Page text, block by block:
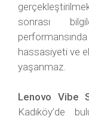
sonrası
hassasiyeti ve
yaşanmaz.
Lenovo Vibe
Kadıköy’de